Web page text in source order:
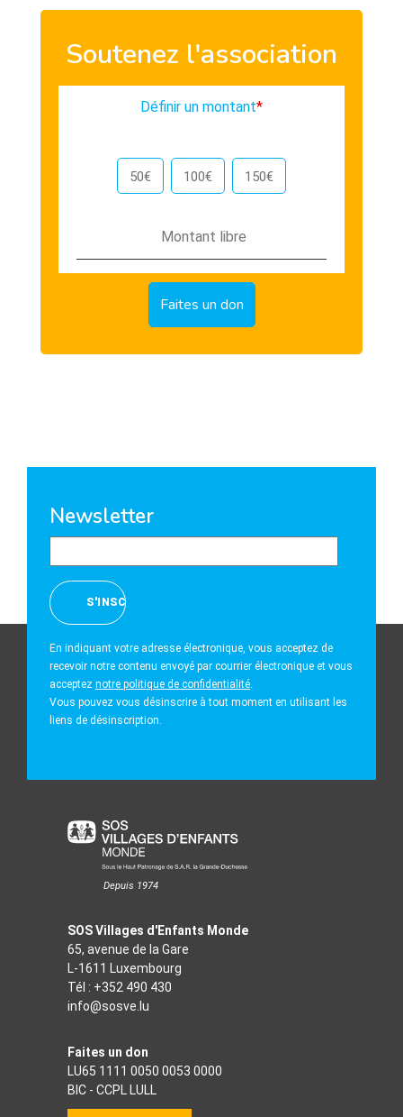
Soutenez l'association
Définir un montant*
50€ 100€ 150€
Newsletter
En indiquant votre adresse électronique, vous acceptez de
recevoir notre contenu envoyé par courrier électronique et vous
acceptez notre politique de confidentialité.
Vous pouvez vous désinscrire à tout moment en utilisant les
liens de désinscription.
Depuis 1974
SOS Villages d'Enfants Monde
65, avenue de la Gare
L-1611 Luxembourg
Tél : +352 490 430
info@sosve.lu
Faites un don
LU65 1111 0050 0053 0000
BIC - CCPL LULL